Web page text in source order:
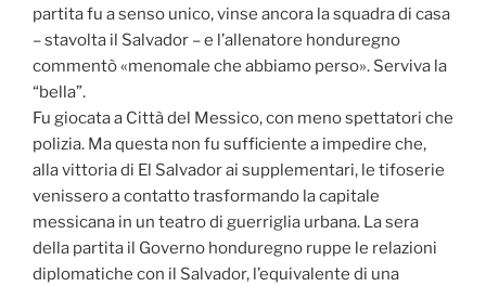
partita fu a senso unico, vinse ancora la squadra di casa
– stavolta il Salvador – e l’allenatore honduregno
commentò «menomale che abbiamo perso». Serviva la
“bella”.
Fu giocata a Città del Messico, con meno spettatori che
polizia. Ma questa non fu sufficiente a impedire che,
alla vittoria di El Salvador ai supplementari, le tifoserie
venissero a contatto trasformando la capitale
messicana in un teatro di guerriglia urbana. La sera
della partita il Governo honduregno ruppe le relazioni
diplomatiche con il Salvador, l’equivalente di una